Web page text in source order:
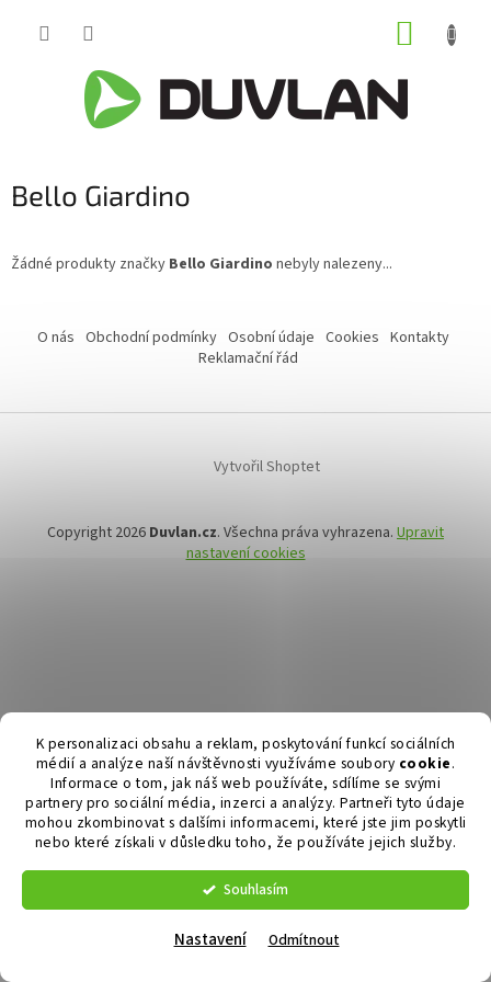
K personalizaci obsahu a reklam, poskytování funkcí sociálních
médií a analýze naší návštěvnosti využíváme soubory cookie.
Informace o tom, jak náš web používáte, sdílíme se svými
partnery pro sociální média, inzerci a analýzy. Partneři tyto údaje
mohou zkombinovat s dalšími informacemi, které jste jim poskytli
nebo které získali v důsledku toho, že používáte jejich služby.
Souhlasím
Nastavení Odmítnout
Bello Giardino
Žádné produkty značky Bello Giardino nebyly nalezeny...
O nás Obchodní podmínky Osobní údaje Cookies Kontakty
Reklamační řád
Vytvořil Shoptet
Copyright 2026 Duvlan.cz. Všechna práva vyhrazena. Upravit
nastavení cookies